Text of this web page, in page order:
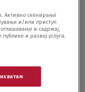
i žestoke
Panićem
Milić i stavio
Активно скенирање
и/или приступ
и садржај,
и развој услуга.